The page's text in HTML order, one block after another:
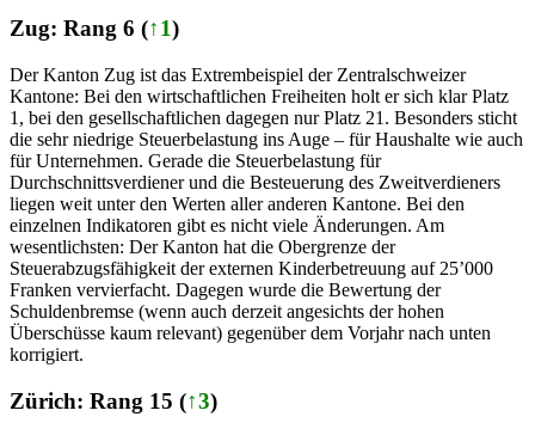
Zug: Rang 6 (↑1)
Der Kanton Zug ist das Extrembeispiel der Zentralschweizer
Kantone: Bei den wirtschaftlichen Freiheiten holt er sich klar Platz
1, bei den gesellschaftlichen dagegen nur Platz 21. Besonders sticht
die sehr niedrige Steuerbelastung ins Auge – für Haushalte wie auch
für Unternehmen. Gerade die Steuerbelastung für
Durchschnittsverdiener und die Besteuerung des Zweitverdieners
liegen weit unter den Werten aller anderen Kantone. Bei den
einzelnen Indikatoren gibt es nicht viele Änderungen. Am
wesentlichsten: Der Kanton hat die Obergrenze der
Steuerabzugsfähigkeit der externen Kinderbetreuung auf 25’000
Franken vervierfacht. Dagegen wurde die Bewertung der
Schuldenbremse (wenn auch derzeit angesichts der hohen
Überschüsse kaum relevant) gegenüber dem Vorjahr nach unten
korrigiert.
Zürich: Rang 15 (↑3)